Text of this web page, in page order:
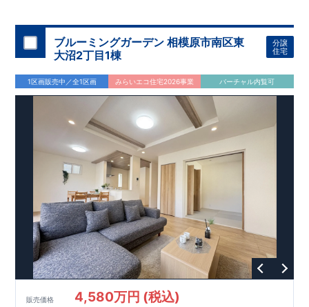
気になる！見たい！話を聞きたい！！
大宮営業所へまずはお気軽にお電話ください♪
お電話なら素早くご相談等の日程調整が可能です
【TEL：0120-0038-63】 （9:30～18:30
火曜、水曜休み）
​資料請求したい！物件について知りたい！などお気軽にお問合
せくださいませ♪
幼保連携型認定こども園星和幼稚園 ■お買い物施設
フ
ァミリーマート
・ヤオコー
■その他施
ン】 ・フルオープンキッチン!ダイニングルームを見渡せます
♪ ・お手入れ簡単で美しい人造大理石。 ・調味料やコップが
収納可能なスパイスニッチ 【収納の多いお家】
暮らしを実現 ・あると便利な床下収納 ・トイレには掃除用具
などの収納できる壁面収納
【17帖以上の広々リビング】
LDKにスタイリッシュな折り上げ天井を採用！ ・開放的な心地
の良いリビング
【様々な設備・仕様】 ・雨の日でも洗濯物を
干せる浴室乾燥機 ・食器洗い乾燥機完備! ・自動改札のように
快適な「カードキー」 ・将来一緒に住む家族が増えても1部屋
増やすことができるフレキシブルルーム♪
広がる青空と緑や花々に彩られた美しい街並み 家族との一体
感を感じられる住まいづくりを追求した家♪ こだわりの設備仕
様！周辺には利便施設が点在！
スマートフォンで見やすい特設サイトはこちら
https://www.e-blooming.com/bukken/06075023/
ブルーミングガーデン 相模原市南区東
大沼2丁目1棟
分譲
住宅
1区画販売中／全1区画 みらいエコ住宅2026事業 バーチャル内覧可
販売価格 4,580万円 (税込)